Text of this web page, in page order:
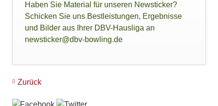
Haben Sie Material für unseren Newsticker?
Schicken Sie uns Bestleistungen, Ergebnisse
und Bilder aus Ihrer DBV-Hausliga an
newsticker@dbv-bowling.de
Zurück